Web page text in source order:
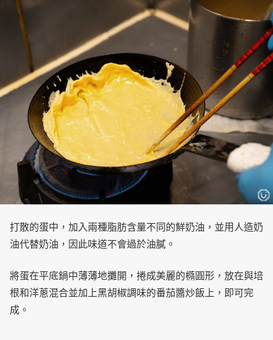
打散的蛋中，加入兩種脂肪含量不同的鮮奶油，並用人造奶
油代替奶油，因此味道不會過於油膩。
將蛋在平底鍋中薄薄地攤開，捲成美麗的橢圓形，放在與培
根和洋蔥混合並加上黑胡椒調味的番茄醬炒飯上，即可完
成。